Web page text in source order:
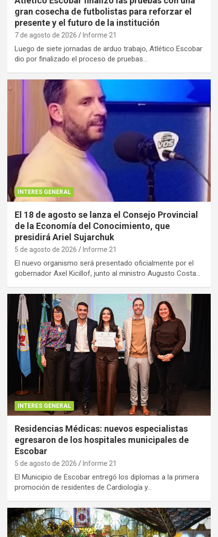
gran cosecha de futbolistas para reforzar el
presente y el futuro de la institución
7 de agosto de 2026 Informe 21
Luego de siete jornadas de arduo trabajo, Atlético Escobar
dio por finalizado el proceso de pruebas…
INTERES GENERAL
El 18 de agosto se lanza el Consejo Provincial
de la Economía del Conocimiento, que
presidirá Ariel Sujarchuk
5 de agosto de 2026 Informe 21
El nuevo organismo será presentado oficialmente por el
gobernador Axel Kicillof, junto al ministro Augusto Costa…
INTERES GENERAL
Residencias Médicas: nuevos especialistas
egresaron de los hospitales municipales de
Escobar
5 de agosto de 2026 Informe 21
El Municipio de Escobar entregó los diplomas a la primera
promoción de residentes de Cardiología y…